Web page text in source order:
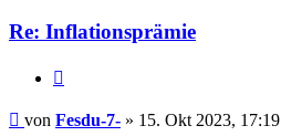
Re: Inflationsprämie
Beitrag
von Fesdu-7- » 15. Okt 2023, 17:19